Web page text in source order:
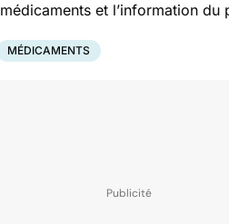
médicaments et l’information
MÉDICAMENTS